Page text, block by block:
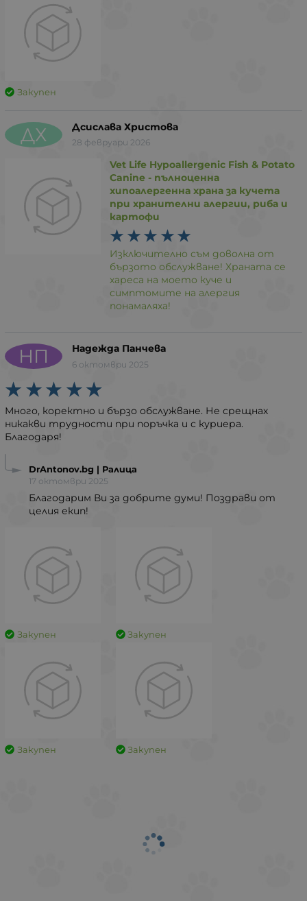
Закупен
ДХ Дсислава Христова
28 февруари 2026
Vet Life Hypoallergenic Fish & Potato
Canine - пълноценна
хипоалергенна храна за кучета
при хранителни алергии, риба и
картофи
Изключително съм доволна от
бързото обслужване! Храната се
хареса на моето куче и
симптомите на алергия
понамаляха!
НП Надежда Панчева
6 октомври 2025
Много, коректно и бързо обслужване. Не срещнах
никакви трудности при поръчка и с куриера.
Благодаря!
DrAntonov.bg | Ралица
17 октомври 2025
Благодарим Ви за добрите думи! Поздрави от
целия екип!
Закупен Закупен
Закупен Закупен